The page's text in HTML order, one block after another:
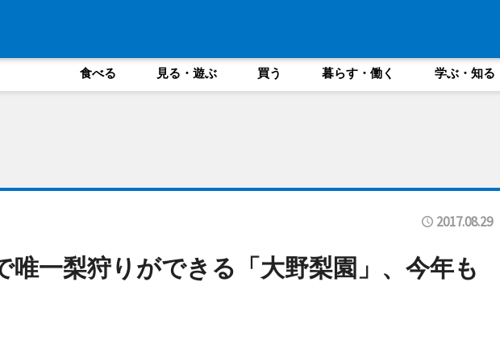
食べる 見る・遊ぶ 買う 暮らす・働く 学ぶ・知る
2017.08.29
唯一梨狩りができる「大野梨園」、今年も